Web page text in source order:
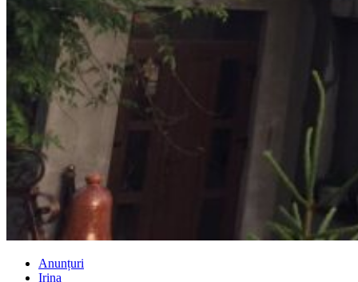
Anunțuri
Irina